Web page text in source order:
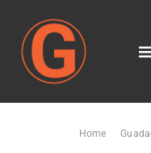
contenuto
Home
Home